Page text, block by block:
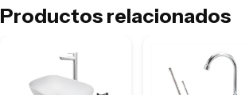
Productos relacionados